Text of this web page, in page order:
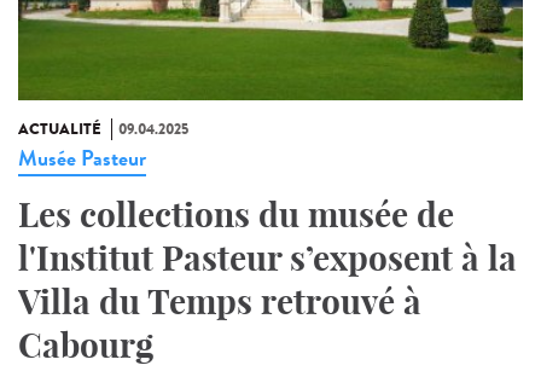
ACTUALITÉ 09.04.2025
Musée Pasteur
Les collections du musée de
l'Institut Pasteur s’exposent à la
Villa du Temps retrouvé à
Cabourg